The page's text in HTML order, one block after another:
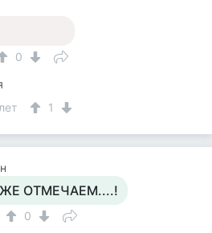
0
1
ОТМЕЧАЕМ....!
0